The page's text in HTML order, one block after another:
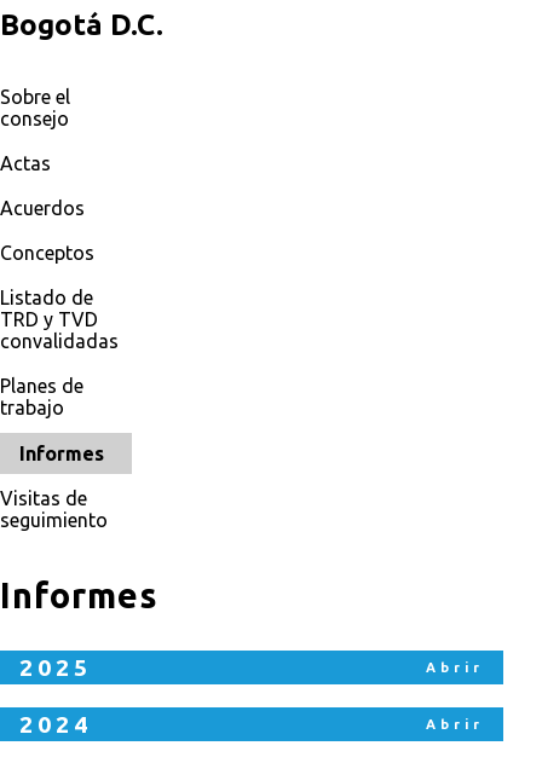
Bogotá D.C.
Sobre el
consejo
Actas
Acuerdos
Conceptos
Listado de
TRD y TVD
convalidadas
Planes de
trabajo
Informes
Visitas de
seguimiento
Informes
2025
2024